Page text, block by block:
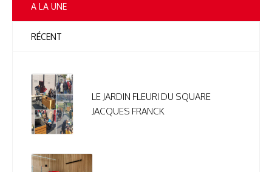
A LA UNE
RÉCENT
LE JARDIN FLEURI DU SQUARE
JACQUES FRANCK